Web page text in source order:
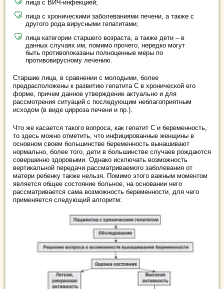
лица с ВИЧ-инфекцией;
лица с хроническими заболеваниями печени, а также с
другого рода вирусными гепатитами;
лица категории старшего возраста, а также дети – в
данных случаях им, помимо прочего, нередко могут
быть противопоказаны полноценные меры по
противовирусному лечению.
Старшие лица, в сравнении с молодыми, более
предрасположены к развитию гепатита С в хронической его
форме, причем данное утверждение актуально и для
рассмотрения ситуаций с последующим неблагоприятным
исходом (в виде цирроза печени и пр.).
Что же касается такого вопроса, как гепатит С и беременность,
то здесь можно отметить, что инфицированные женщины в
основном своем большинстве беременность вынашивают
нормально, более того, дети в большинстве случаев рождаются
совершенно здоровыми. Однако исключать возможность
вертикальной передачи рассматриваемого заболевания от
матери ребенку также нельзя. Помимо этого важным моментом
является общее состояние больное, на основании него
рассматривается сама возможность беременности, для чего
применяется следующий алгоритм: